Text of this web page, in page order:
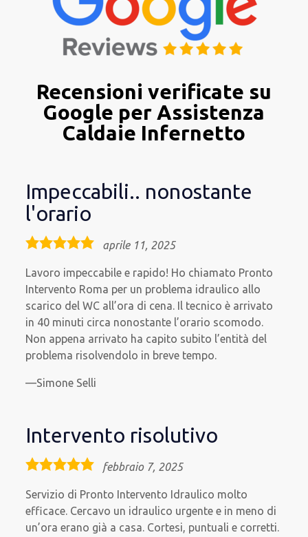
Recensioni verificate su
Google per Assistenza
Caldaie Infernetto
Impeccabili.. nonostante
l'orario
5,0
aprile 11, 2025
Lavoro impeccabile e rapido! Ho chiamato Pronto
Intervento Roma per un problema idraulico allo
scarico del WC all’ora di cena. Il tecnico è arrivato
in 40 minuti circa nonostante l’orario scomodo.
Non appena arrivato ha capito subito l’entità del
problema risolvendolo in breve tempo.
Simone Selli
Intervento risolutivo
5,0
febbraio 7, 2025
Servizio di Pronto Intervento Idraulico molto
efficace. Cercavo un idraulico urgente e in meno di
un’ora erano già a casa. Cortesi, puntuali e corretti.